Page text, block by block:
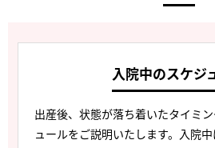
入院中のスケジ
出産後、状態が落ち着いたタイミ
ュールをご説明いたします。入院